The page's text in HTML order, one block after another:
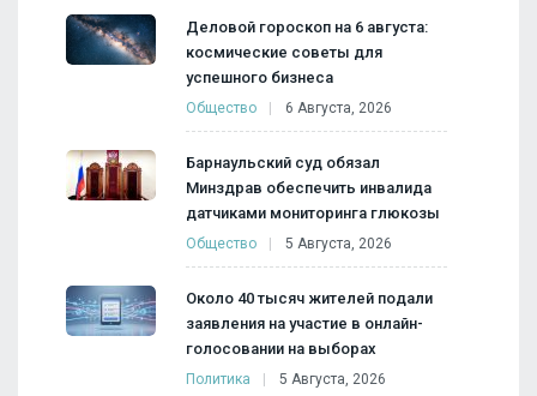
Деловой гороскоп на 6 августа:
космические советы для
успешного бизнеса
Общество 6 Августа, 2026
Барнаульский суд обязал
Минздрав обеспечить инвалида
датчиками мониторинга глюкозы
Общество 5 Августа, 2026
Около 40 тысяч жителей подали
заявления на участие в онлайн-
голосовании на выборах
Политика 5 Августа, 2026